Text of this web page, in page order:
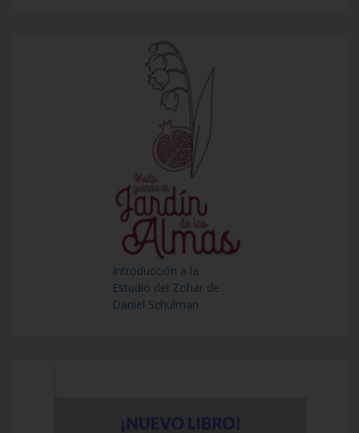
Introducción a la
Estudio del Zohar de
Daniel Schulman